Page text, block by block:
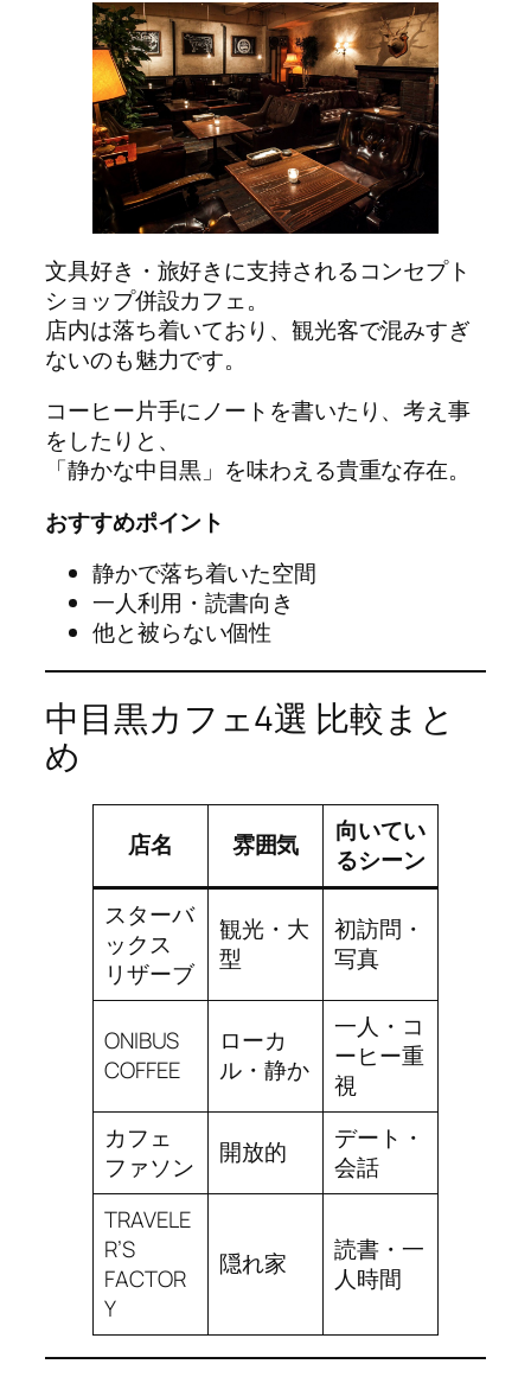
文具好き・旅好きに支持されるコンセプト
ショップ併設カフェ。
店内は落ち着いており、観光客で混みすぎ
ないのも魅力です。
コーヒー片手にノートを書いたり、考え事
をしたりと、
「静かな中目黒」を味わえる貴重な存在。
おすすめポイント
静かで落ち着いた空間
一人利用・読書向き
他と被らない個性
中目黒カフェ4選 比較まと
め
店名 雰囲気
向いてい
るシーン
スターバ
ックス
リザーブ
観光・大
型
初訪問・
写真
ONIBUS
COFFEE
ローカ
ル・静か
一人・コ
ーヒー重
視
カフェ
ファソン
開放的
デート・
会話
TRAVELE
R’S
FACTOR
Y
隠れ家
読書・一
人時間